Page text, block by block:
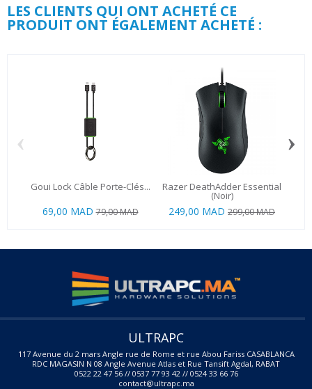
LES CLIENTS QUI ONT ACHETÉ CE
PRODUIT ONT ÉGALEMENT ACHETÉ :
Goui Lock Câble Porte-Clés...
69,00 MAD 79,00 MAD
Razer DeathAdder Essential
(Noir)
249,00 MAD 299,00 MAD
‹ ›
ULTRAPC
117 Avenue du 2 mars Angle rue de Rome et rue Abou Fariss CASABLANCA
RDC MAGASIN N 08 Angle Avenue Atlas et Rue Tansift Agdal, RABAT
0522 22 47 56 // 0537 77 93 42 // 0524 33 66 76
contact@ultrapc.ma